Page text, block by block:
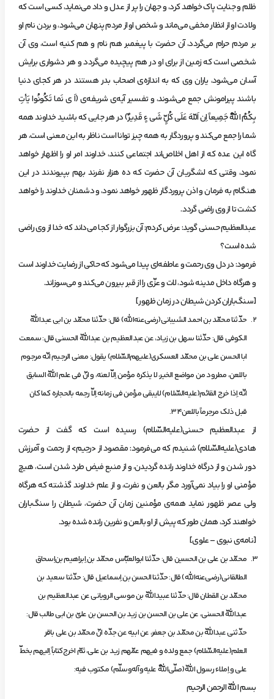
ظلم‌ و جنايت‌ پاك‌ خواهد كرد، و جهان‌ را پر از عدل‌ و داد مي‌نمايد، كسي‌ است‌ كه‌
ولادت‌ او از انظار مخفي‌ مي‌ماند و شخص‌ او از مردم‌ پنهان‌ مي‌شود، و بردن‌ نام‌ او
بر مردم‌ حرام‌ مي‌گردد، آن‌ حضرت‌ با پيغمبر هم‌ نام‌ و هم‌ كنيه‌ است، وي‌ آن‌
شخصي‌ است‌ كه‌ زمين‌ از براي‌ او در هم‌ پيچيده‌ مي‌گردد و هر دشواري‌ برايش‌
آسان‌ مي‌شود، ياران‌ وي‌ كه‌ به‌ اندازه‌ي‌ اصحاب‌ بدر هستند در هر كجاي‌ دنيا
باشند پيرامونش‌ جمع‌ مي‌شوند، و تفسير آيه‌ي‌ شريفه‌ي‌ (اَ ي ‏نَما تَكُونُوا يَأتِ
بِكُمُ اللّهُ جَمِيعاً اِن اَللّهَ عَلَي كُلٍّ شَي ‏ءٍ قَدِيرٌ) در هر جايي‌ كه‌ باشيد خداوند همه‌
شما را جمع‌ مي‌كند و پروردگار به‌ همه‌ چيز توانا است‌ ناظر به‌ اين‌ معني‌ است، هر
گاه‌ اين‌ عده‌ كه‌ از اهل‌ اخلاص‌اند اجتماعي‌ كنند، خداوند امر او را اظهار خواهد
نمود، وقتي‌ كه‌ لشگريان‌ آن‌ حضرت‌ كه‌ ده‌ هزار نفرند بهم‌ بپيوندند در اين‌
هنگام‌ به‌ فرمان‌ و اذن‌ پروردگار ظهور خواهد نمود، و دشمنان‌ خداوند را خواهد
كشت‌ تا از وي‌ راضي‌ گردد.
‌عبدالعظيم‌ حسني‌ گويد: عرض‌ كردم: آن‌ بزرگوار از كجا مي‌داند كه‌ خدا از وي‌ راضي‌
شده‌ است؟
‌فرمود: در دل‌ وي‌ رحمت‌ و عاطفه‌اي‌ پيدا مي‌شود كه‌ حاكي‌ از رضايت‌ خداوند است‌
و هرگاه‌ داخل‌ مدينه‌ شود، لات‌ و عزّي‌ را از قبر بيرون‌ مي‌كند و مي‌سوزاند.
[سنگ‌باران‌ كردن‌ شيطان‌ در زمان‌ ظهور]
حدّثنا محمّد بن‌ احمد الشيباني(رضي‌عنه‌الله) قال: حدّثنا محمّد بن‌ ابي عبداللّه‌
الكوفي قال: حدّثنا سهل‌ بن‌ زياد، عن‌ عبدالعظيم‌ بن‌ عبداللّه‌ الحسني قال: سمعت‌
ابا الحسن‌ علي بن‌ محمّد العسكري(عليهم‌السّلام) يقول: معني‌ الرجيم‌ انّه‌ مرجوم‌
باللعن، مطرود من‌ مواضع‌ الخير، لا يذكره‌ مؤ‌من‌ اِلاّ لعنه، و انّ في علم‌ اللّه‌ السابق‌
انّه‌ اِذا خرج‌ القائم(عليه‌السّلام) لايبقي‌ مؤ‌من‌ في زمانه‌ اِلاّ رجمه‌ بالحجاره‌ كما كان‌
قبل‌ ذلك مرجرماً باللعن34.
‌از عبدالعظيم‌ حسني(عليه‌السّلام) رسيده‌ است‌ كه‌ گفت‌ از حضرت‌
هادي(عليه‌السّلام) شنيدم‌ كه‌ مي‌فرمود: مقصود از <رجيم> از رحمت‌ و آمرزش‌
دور شدن‌ و از درگاه‌ خداوند رانده‌ گرديدن، و از منبع‌ فيض‌ طرد شدن‌ است، هيچ‌
مؤ‌مني‌ او را بياد نمي‌آورد مگر بالعن‌ و نفرت، و از علم‌ خداوند گذشته‌ كه‌ هرگاه‌
ولي‌ عصر ظهور نمايد همه‌ي‌ مؤمنين‌ زمان‌ آن‌ حضرت، شيطان‌ را سنگ‌باران‌
خواهند كرد، همان‌ طور كه‌ پيش‌ از او بالعن‌ و نفرين‌ رانده‌ شده‌ بود.
[نامه‌ي‌ نبوي‌ – علوي]
محمّد بن‌ علي بن‌ الحسين‌ قال: حدّثنا ابوالعبّاس‌ محمّد بن‌ اِبراهيم بن‌اِسحاق‌
الطالقاني(رضي‌عنه‌الله) قال: حدّثنا الحسن‌ بن‌ اِسماعيل‌ قال: حدّثنا سعيد بن‌
محمّد بن‌ القطان‌ قال: حدّثنا عبيداللّه‌ بن‌ موسي‌ الروياني عن‌ عبدالعظيم‌ بن‌
عبداللّه‌ الحسني، عن‌ علي بن‌ الحسن‌ بن‌ زيد بن‌ الحسن‌ بن‌ عليّ بن‌ ابي طالب‌ قال:
حدّثني عبداللّه‌ بن‌ محمّد بن‌ جعفر، عن‌ ابيه‌ عن‌ جدّه‌ انّ محمّد بن‌ علي باقر
العلم(عليه‌السّلام) جمع‌ ولده‌ و فيهم‌ عمّهم‌ زيد بن‌ علي، ثمّ اخرج‌كتاباً اِليهم‌ بخطّ
علي و اِملاء رسول‌ اللّه(صلّي‌اللّهُ عليه‌وآله‌وسلّم) مكتوب‌ فيه:
‌بسم‌ اللّه‌ الرحمن‌ الرحيم‌